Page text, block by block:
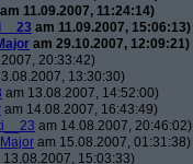
am 11.09.2007, 11:24:14)
am 11.09.2007, 15:06:13)
am 29.10.2007, 12:09:21)
20:33:42)
13:30:30)
am 13.08.2007, 14:52:00)
am 14.08.2007, 16:43:49)
am 14.08.2007, 20:46:02)
Major am 15.08.2007, 01:31:38)
13.08.2007, 15:03:33)